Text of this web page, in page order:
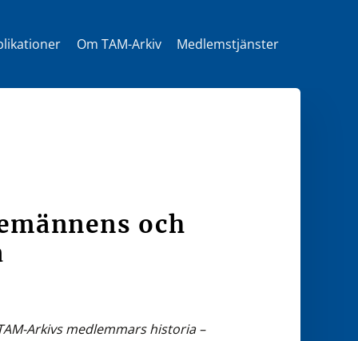
Om TAM-Arkiv Medlemstjänster
och
Arkivs medlemmars historia –